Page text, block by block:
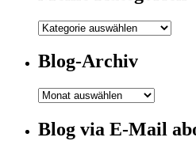
Meine
Blog-Archiv
Blog-
Blog via E-Mail